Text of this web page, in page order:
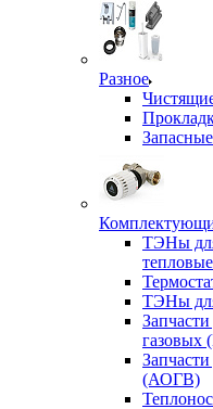
Разное
ТЭНы
ТЭНы
газовых
(АОГВ)